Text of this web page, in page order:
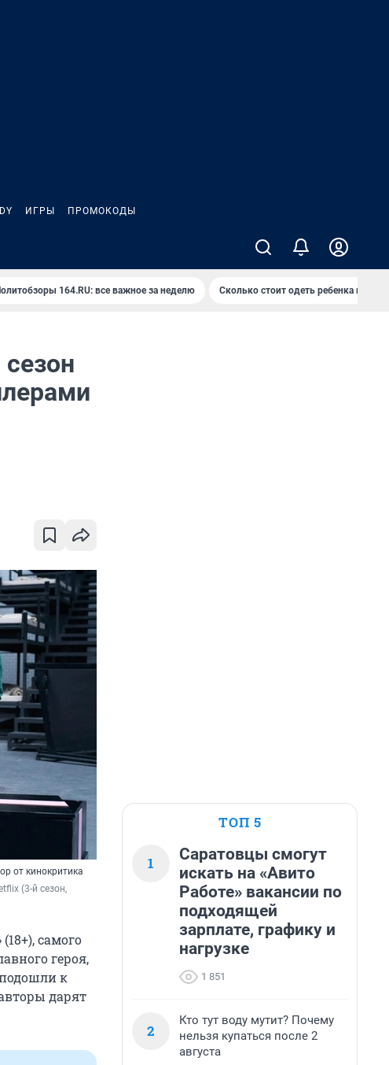
ИГРЫ ПРОМОКОДЫ
164.RU: все важное за неделю Сколько стоит одеть ребенка на
от кинокритика
(3-й сезон,
самого
героя,
к
дарят
ТОП 5
1
Саратовцы смогут
искать на «Авито
Работе» вакансии по
подходящей
зарплате, графику и
нагрузке
1 851
2
Кто тут воду мутит? Почему
нельзя купаться после 2
августа